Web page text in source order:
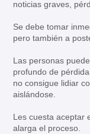
noticias graves,
Se debe tomar
pero también a
Las personas
profundo de pérdida.⁣
no consigue lidiar
aislándose.⁣
Les cuesta aceptar
alarga el proceso.⁣